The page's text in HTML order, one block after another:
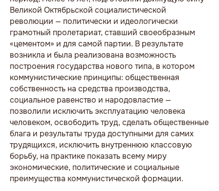
Великой Октябрьской социалистической
революции — политически и идеологически
грамотный пролетариат, ставший своеобразным
«цементом» и для самой партии. В результате
возникла и была реализована возможность
построения государства нового типа, в котором
коммунистические принципы: общественная
собственность на средства производства,
социальное равенство и народовластие —
позволили исключить эксплуатацию человека
человеком, освободить труд, сделать общественные
блага и результаты труда доступными для самих
трудящихся, исключить внутреннюю классовую
борьбу, на практике показать всему миру
экономические, политические и социальные
преимущества коммунистической формации.